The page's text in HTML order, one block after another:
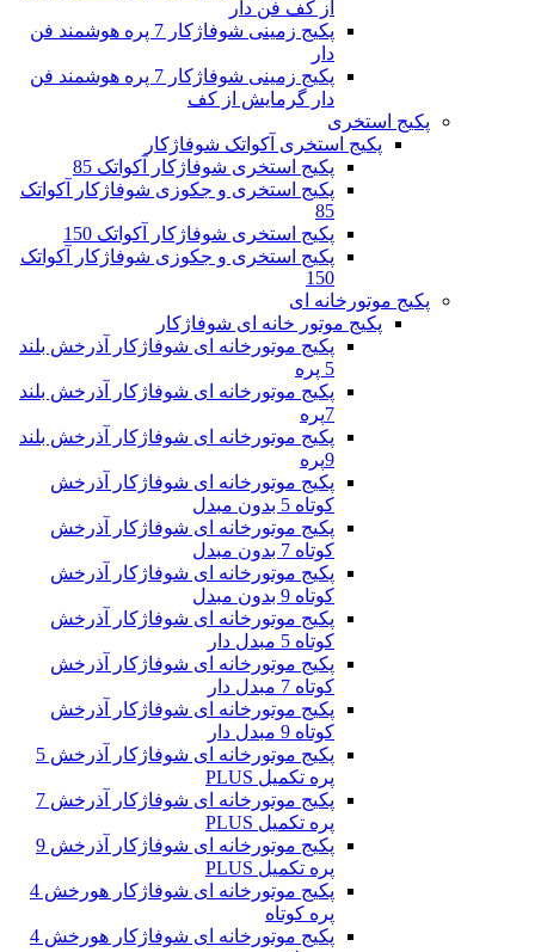
از کف فن دار
پکیج زمینی شوفاژکار 7 پره هوشمند فن
دار
پکیج زمینی شوفاژکار 7 پره هوشمند فن
دار گرمایش از کف
پکیج استخری
پکیج استخری آکواتک شوفاژکار
پکیج استخری شوفاژکار آکواتک 85
پکیج استخری و جکوزی شوفاژکار آکواتک
85
پکیج استخری شوفاژکار آکواتک 150
پکیج استخری و جکوزی شوفاژکار آکواتک
150
پکیج موتورخانه ای
پکیج موتور خانه ای شوفاژکار
پکیج موتورخانه ای شوفاژکار آذرخش بلند
5 پره
پکیج موتورخانه ای شوفاژکار آذرخش بلند
7پره
پکیج موتورخانه ای شوفاژکار آذرخش بلند
9پره
پکیج موتورخانه ای شوفاژکار آذرخش
کوتاه 5 بدون مبدل
پکیج موتورخانه ای شوفاژکار آذرخش
کوتاه 7 بدون مبدل
پکیج موتورخانه ای شوفاژکار آذرخش
کوتاه 9 بدون مبدل
پکیج موتورخانه ای شوفاژکار آذرخش
کوتاه 5 مبدل دار
پکیج موتورخانه ای شوفاژکار آذرخش
کوتاه 7 مبدل دار
پکیج موتورخانه ای شوفاژکار آذرخش
کوتاه 9 مبدل دار
پکیج موتورخانه ای شوفاژکار آذرخش 5
پره تکمیل PLUS
پکیج موتورخانه ای شوفاژکار آذرخش 7
پره تکمیل PLUS
پکیج موتورخانه ای شوفاژکار آذرخش 9
پره تکمیل PLUS
پکیج موتورخانه ای شوفاژکار هورخش 4
پره کوتاه
پکیج موتورخانه ای شوفاژکار هورخش 4